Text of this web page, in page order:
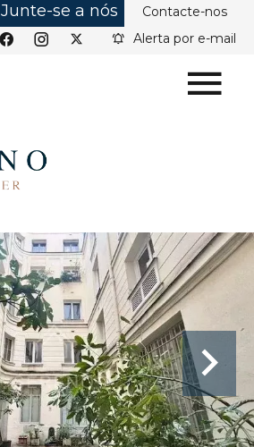
Junte-se a nós
Contacte-nos
Alerta por e-mail